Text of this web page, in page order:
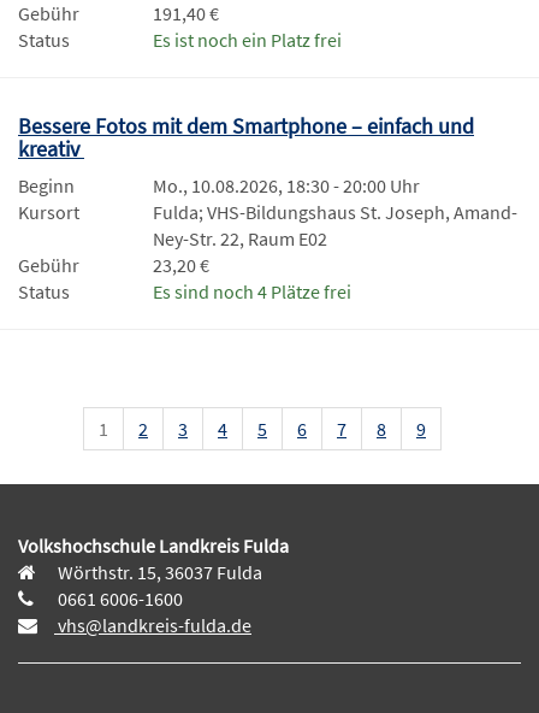
Gebühr
191,40 €
Status
Es ist noch ein Platz frei
Bessere Fotos mit dem Smartphone – einfach und
kreativ
Beginn
Mo., 10.08.2026, 18:30 - 20:00 Uhr
Kursort
Fulda; VHS-Bildungshaus St. Joseph, Amand-
Ney-Str. 22, Raum E02
Gebühr
23,20 €
Status
Es sind noch 4 Plätze frei
1 2 3 4 5 6 7 8 9
Volkshochschule Landkreis Fulda
Wörthstr. 15, 36037 Fulda
0661 6006-1600
vhs@landkreis-fulda.de